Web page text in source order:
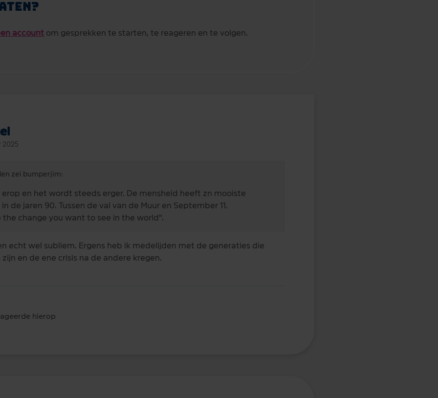
account om gesprekken te starten, te reageren en te volgen.
2025
zei bumperjim:
erop en het wordt steeds erger. De mensheid heeft zn mooiste
de jaren 90. Tussen de val van de Muur en September 11.
the change you want to see in the world".
echt wel subliem. Ergens heb ik medelijden met de generaties die
en de ene crisis na de andere kregen.
hierop